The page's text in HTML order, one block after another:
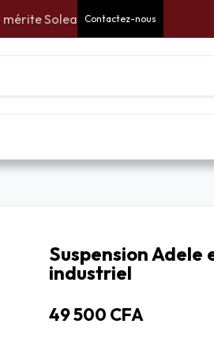
Solea Contactez-nous
Suspension
industriel
49 500 CFA